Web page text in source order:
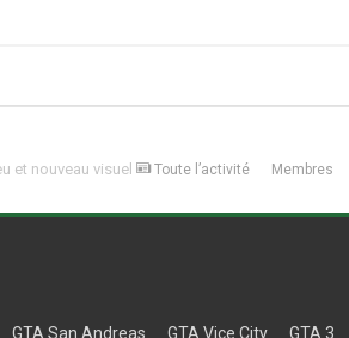
Toute l’activité Membres
et nouveau visuel
GTA San Andreas GTA Vice City GTA 3